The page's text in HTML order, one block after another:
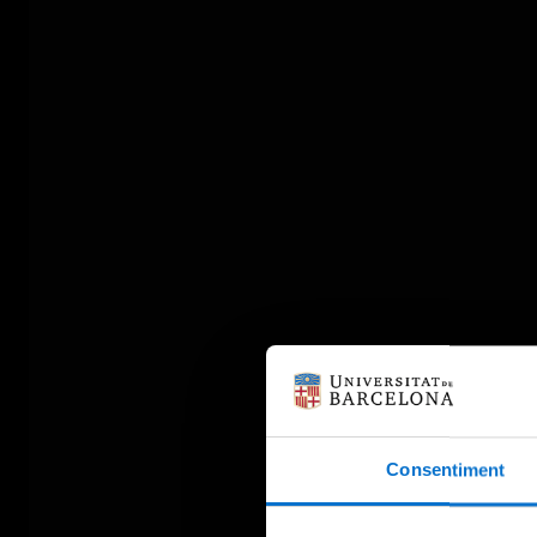
Consentiment